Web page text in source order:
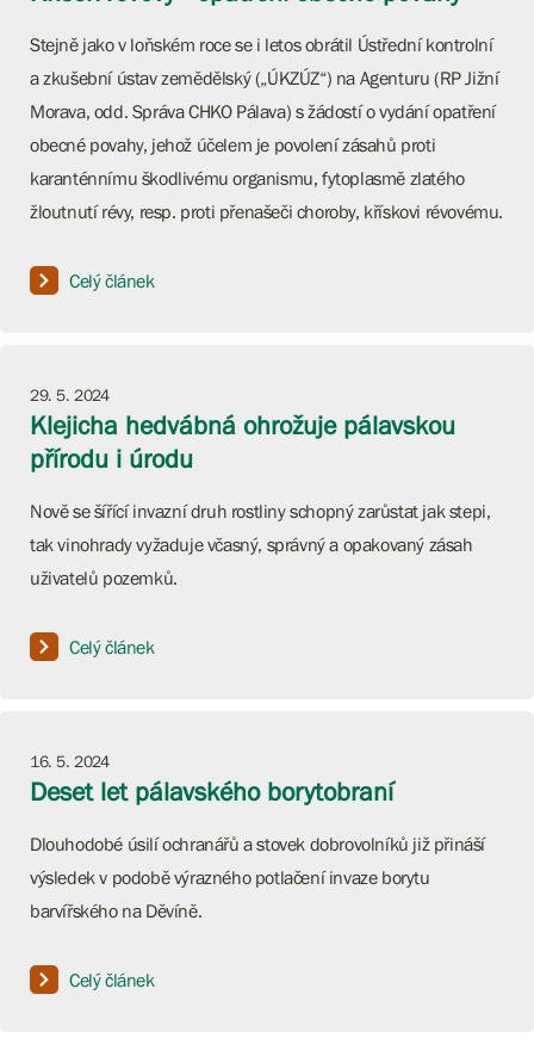
Stejně jako v loňském roce se i letos obrátil Ústřední kontrolní
a zkušební ústav zemědělský („ÚKZÚZ“) na Agenturu (RP Jižní
Morava, odd. Správa CHKO Pálava) s žádostí o vydání opatření
obecné povahy, jehož účelem je povolení zásahů proti
karanténnímu škodlivému organismu, fytoplasmě zlatého
žloutnutí révy, resp. proti přenašeči choroby, křískovi révovému.
Celý článek
29. 5. 2024
Klejicha hedvábná ohrožuje pálavskou
přírodu i úrodu
Nově se šířící invazní druh rostliny schopný zarůstat jak stepi,
tak vinohrady vyžaduje včasný, správný a opakovaný zásah
uživatelů pozemků.
Celý článek
16. 5. 2024
Deset let pálavského borytobraní
Dlouhodobé úsilí ochranářů a stovek dobrovolníků již přináší
výsledek v podobě výrazného potlačení invaze borytu
barvířského na Děvíně.
Celý článek